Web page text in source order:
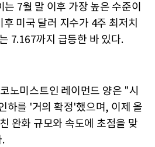
7월 말 이후 가장 높은 수준이
미국 달러 지수가 4주 최저치
7.167까지 급등한 바 있다.
노미스트인 레이먼드 양은 "시
하를 '거의 확정'했으며, 이제 올
완화 규모와 속도에 초점을 맞